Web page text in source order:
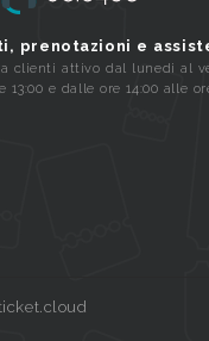
prenotazioni e
clienti attivo dal lunedi al
13:00 e dalle ore 14:00 alle